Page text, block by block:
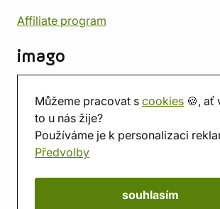
Můžeme pracovat s cookies 🍪, ať
to u nás žije?
Používáme je k personalizaci
Předvolby
souhlasím
Affiliate program
imago
Prodejna
Herna
O nás
Hodnocení obchodu